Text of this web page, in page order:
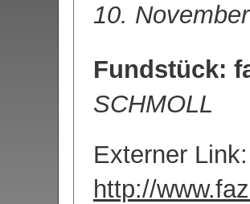
10.
Fundstück:
SCHMOLL
Externer Link:
http://